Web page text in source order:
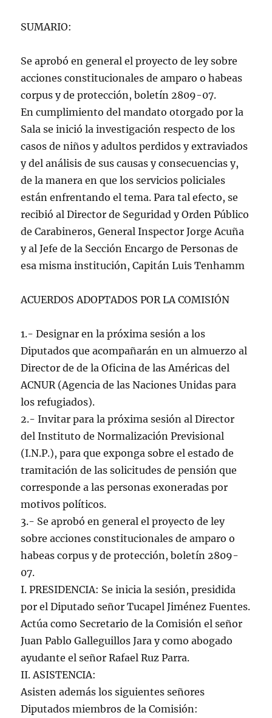
SUMARIO:
Se aprobó en general el proyecto de ley sobre
acciones constitucionales de amparo o habeas
corpus y de protección, boletín 2809-07.
En cumplimiento del mandato otorgado por la
Sala se inició la investigación respecto de los
casos de niños y adultos perdidos y extraviados
y del análisis de sus causas y consecuencias y,
de la manera en que los servicios policiales
están enfrentando el tema. Para tal efecto, se
recibió al Director de Seguridad y Orden Público
de Carabineros, General Inspector Jorge Acuña
y al Jefe de la Sección Encargo de Personas de
esa misma institución, Capitán Luis Tenhamm
ACUERDOS ADOPTADOS POR LA COMISIÓN
1.- Designar en la próxima sesión a los
Diputados que acompañarán en un almuerzo al
Director de de la Oficina de las Américas del
ACNUR (Agencia de las Naciones Unidas para
los refugiados).
2.- Invitar para la próxima sesión al Director
del Instituto de Normalización Previsional
(I.N.P.), para que exponga sobre el estado de
tramitación de las solicitudes de pensión que
corresponde a las personas exoneradas por
motivos políticos.
3.- Se aprobó en general el proyecto de ley
sobre acciones constitucionales de amparo o
habeas corpus y de protección, boletín 2809-
07.
I. PRESIDENCIA: Se inicia la sesión, presidida
por el Diputado señor Tucapel Jiménez Fuentes.
Actúa como Secretario de la Comisión el señor
Juan Pablo Galleguillos Jara y como abogado
ayudante el señor Rafael Ruz Parra.
II. ASISTENCIA:
Asisten además los siguientes señores
Diputados miembros de la Comisión: